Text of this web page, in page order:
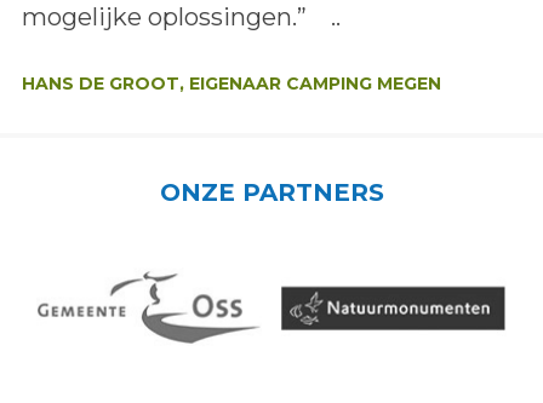
mogelijke oplossingen.” ..
HANS DE GROOT, EIGENAAR CAMPING MEGEN
ONZE PARTNERS